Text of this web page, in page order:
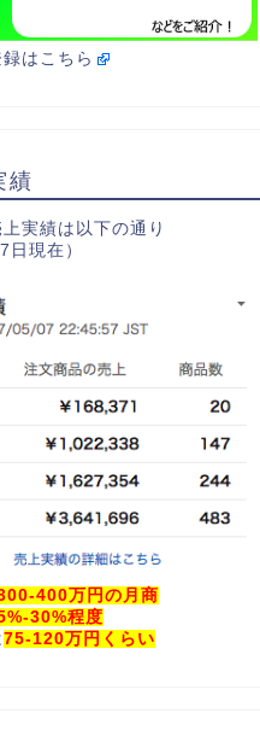
はこちら
績
実績は以下の通り
日現在）
400万円の月商
30%程度
75-120万円くらい